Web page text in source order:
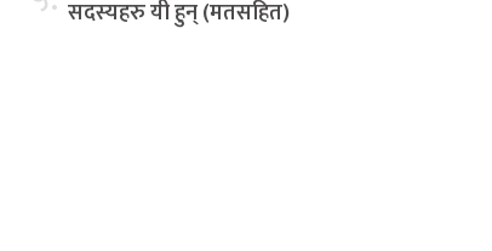
सदस्यहरु यी हुन् (मतसहित)